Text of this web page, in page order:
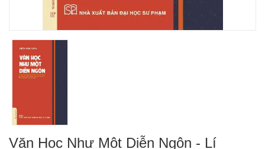
Văn Học Như Một Diễn Ngôn - Lí